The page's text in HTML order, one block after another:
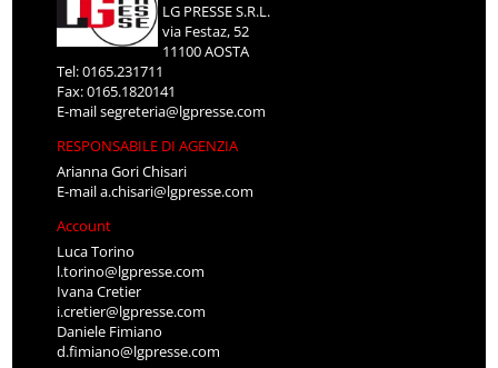
LG PRESSE S.R.L.
via Festaz, 52
11100 AOSTA
Tel: 0165.231711
Fax: 0165.1820141
E-mailsegreteria@lgpresse.com
RESPONSABILE DI AGENZIA
Arianna Gori Chisari
E-maila.chisari@lgpresse.com
Account
Luca Torino
l.torino@lgpresse.com
Ivana Cretier
i.cretier@lgpresse.com
Daniele Fimiano
d.fimiano@lgpresse.com